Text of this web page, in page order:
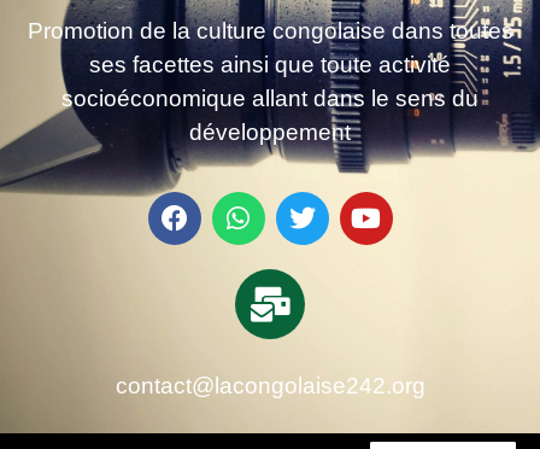
Promotion de la culture congolaise dans toutes
ses facettes ainsi que toute activité
socioéconomique allant dans le sens du
développement
contact@lacongolaise242.org